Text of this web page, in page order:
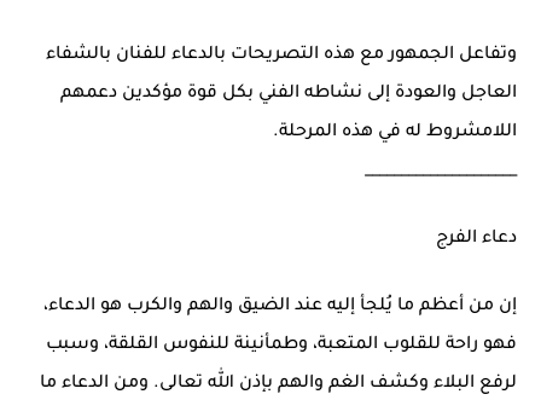
وتفاعل الجمهور مع هذه التصريحات بالدعاء للفنان بالشفاء
العاجل والعودة إلى نشاطه الفني بكل قوة مؤكدين دعمهم
اللامشروط له في هذه المرحلة.
_____________________
دعاء الفرج
إن من أعظم ما يُلجأ إليه عند الضيق والهم والكرب هو الدعاء،
فهو راحة للقلوب المتعبة، وطمأنينة للنفوس القلقة، وسبب
لرفع البلاء وكشف الغم والهم بإذن الله تعالى. ومن الدعاء ما